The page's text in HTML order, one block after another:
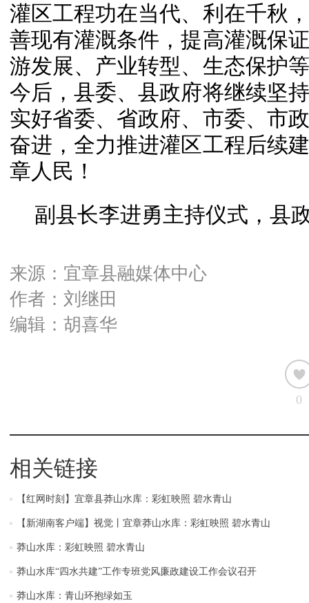
灌区工程功在当代、利在千秋
善现有灌溉条件，提高灌溉保
游发展、产业转型、生态保护
今后，县委、县政府将继续坚
实好省委、省政府、市委、市
奋进，全力推进灌区工程后续
章人民！
副县长李进勇主持仪式，县
来源：宜章县融媒体中心
作者：刘继田
编辑：胡喜华
0
相关链接
【红网时刻】宜章县莽山水库：彩虹映照 碧水青山
【新湖南客户端】视觉丨宜章莽山水库：彩虹映照 碧水青山
莽山水库：彩虹映照 碧水青山
莽山水库“四水共建”工作专班党风廉政建设工作会议召开
莽山水库：青山环抱绿如玉